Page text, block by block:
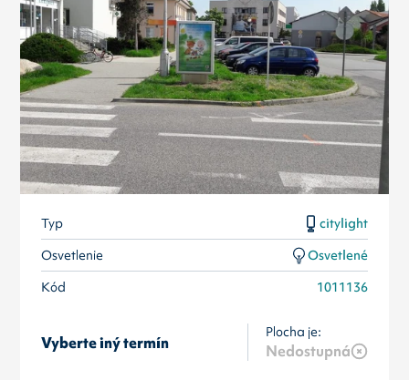
Typ
citylight
Osvetlenie
Osvetlené
Kód
1011136
Vyberte iný termín
Plocha je:
Nedostupná